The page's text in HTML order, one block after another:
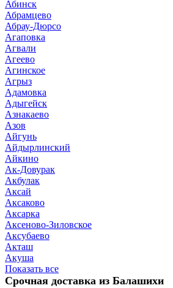
Абинск
Абрамцево
Абрау-Дюрсо
Агаповка
Агвали
Агеево
Агинское
Агрыз
Адамовка
Адыгейск
Азнакаево
Азов
Айгунь
Айдырлинский
Айкино
Ак-Довурак
Акбулак
Аксай
Аксаково
Аксарка
Аксеново-Зиловское
Аксубаево
Акташ
Акуша
Показать все
Срочная доставка из Балашихи